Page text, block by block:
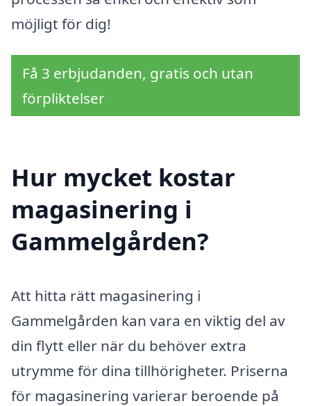
möjligt för dig!
Få 3 erbjudanden, gratis och utan
förpliktelser
Hur mycket kostar
magasinering i
Gammelgården?
Att hitta rätt magasinering i
Gammelgården kan vara en viktig del av
din flytt eller när du behöver extra
utrymme för dina tillhörigheter. Priserna
för magasinering varierar beroende på